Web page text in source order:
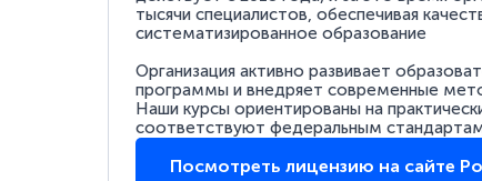
тысячи специалистов, обеспечивая
систематизированное образование
Организация активно развивает
программы и внедряет современные
Наши курсы ориентированы на
соответствуют федеральным
Посмотреть лицензию на сайте